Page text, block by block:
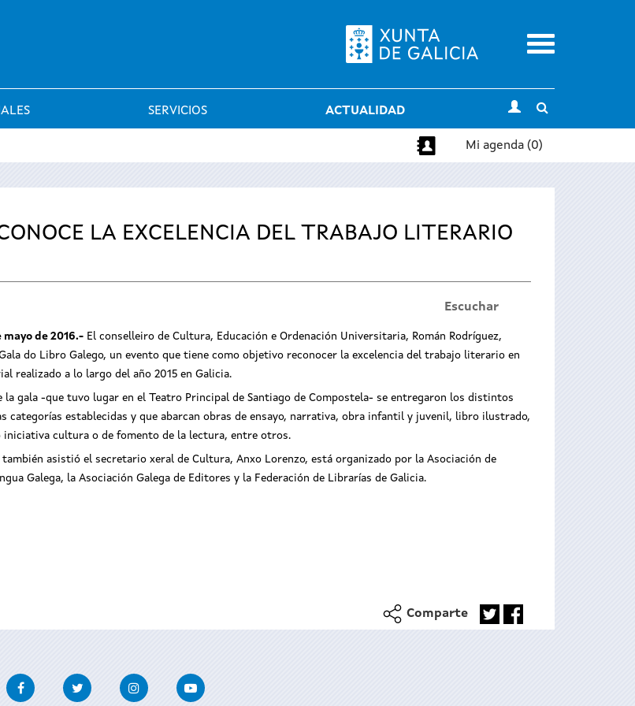
Menu
SERVICIOS ACTUALIDAD
search
Mi agenda (0)
LA EXCELENCIA DEL TRABAJO LITERARIO
Escuchar
mayo de 2016.- El conselleiro de Cultura, Educación e Ordenación Universitaria, Román Rodríguez,
do Libro Galego, un evento que tiene como objetivo reconocer la excelencia del trabajo literario en
realizado a lo largo del año 2015 en Galicia.
la gala -que tuvo lugar en el Teatro Principal de Santiago de Compostela- se entregaron los distintos
categorías establecidas y que abarcan obras de ensayo, narrativa, obra infantil y juvenil, libro ilustrado,
iniciativa cultura o de fomento de la lectura, entre otros.
también asistió el secretario xeral de Cultura, Anxo Lorenzo, está organizado por la Asociación de
Galega, la Asociación Galega de Editores y la Federación de Librarías de Galicia.
Comparte
FacebookTwitter InstagramYoutube